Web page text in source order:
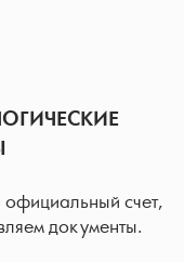
официальный счет,
документы.